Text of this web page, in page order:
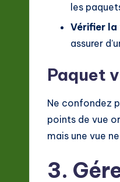
les
Vérifier
assurer
Paquet
Ne confondez
points de vue
mais une vue
3.